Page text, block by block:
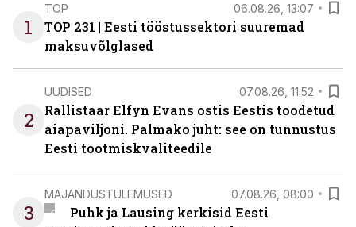
1
TOP 06.08.26, 13:07
TOP 231 | Eesti tööstussektori suuremad
maksuvõlglased
2
UUDISED 07.08.26, 11:52
Rallistaar Elfyn Evans ostis Eestis toodetud
aiapaviljoni. Palmako juht: see on tunnustus
Eesti tootmiskvaliteedile
3
MAJANDUSTULEMUSED 07.08.26, 08:00
Puhk ja Lausing kerkisid Eesti